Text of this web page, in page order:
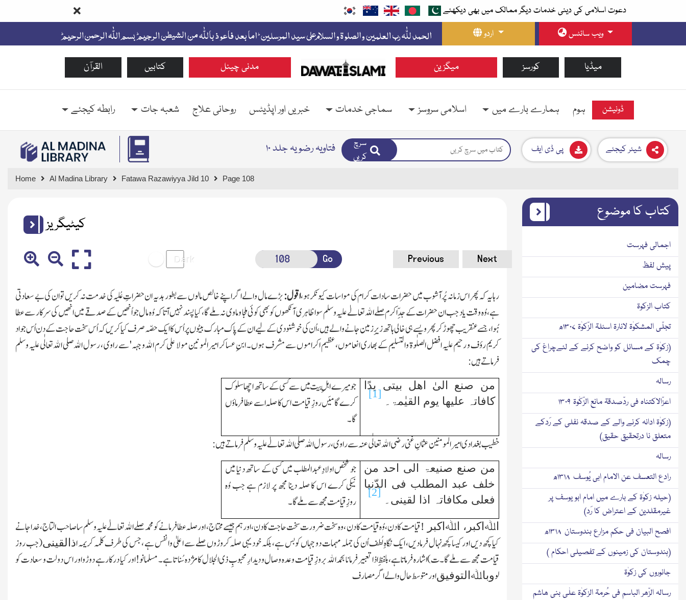
دعوت اسلامی کی دینی خدمات دیگر ممالک میں بھی دیکھئے
اردو
ویب سائٹس
القرآن کتابیں مدنی چینل میگزین کورسز میڈیا
ہوم ہمارے بارے میں اسلامی سروسز سماجی خدمات خبریں اور اپڈیٹس روحانی علاج شعبہ جات رابطہ کیجئے ڈونیشن
فتاویہ رضویہ جلد ۱۰
سرچ
کریں
پی ڈی ایف شیئر کیجئے
Home Al Madina Library Fatawa Razawiyya Jild 10 Page 108
کیٹیگریز
Go Previous Next
رہایہ کہ پھر اس زمانہ پُر آشوب میں حضرات سادات کرام کی مواسات کیونکرہو،اقول:بڑے مال والے اگر اپنے خالص مالوں سے بطور ہدیہ ان حضراتِ عُلیہ کی خدمت نہ کریں تو ان کی بے سعادتی
ہے، وُہ وقت یاد جب ان حضرات کے جدِّاکرم صلے اﷲتعالےٰ علیہ وسلم سو اظاہری آنکھوں کو بھی کوئی ملجا و ماوی نہ ملے گا، کیا پسند نہیں آتا کہ وُہ مال جو اُنھیں کے صدقے میں انھیں کی سرکار سے عطا
ہُوا، جسے عنقریب چھوڑکر پھر ویسے ہی خالی ہاتھ زیرِ زمین جانے والے ہیں، اُن کی خوشنودی کے لیے ان کے پاك مبارك بیٹوں پر اُس کا ایك حصّہ صرف کیا کریں کہ اُس سخت حاجت کے دن اُس جو اد
کریم رؤف و رحیم علیہ افضل الصلٰوۃ وا لتسلیم کے بھاری انعاموں، عظیم اکرامو ں سے مشرف ہوں۔ ابنِ عساکر امیرالمونین مولا علی کرم اﷲوجہہ' سے راوی ، رسول اﷲصلی اﷲتعالٰی علیہ وسلم
فرماتے ہیں :
من صنع الیٰ اھل بیتی یدًا
کافاتہ علیھا یوم القیٰمۃ۔
[1]
جو میرے اہلِ بیت میں سے کسی کے ساتھ اچھا سلوك
کرے گا میَں روزِ قیامت اس کا صلہ اسے عطا فرماؤں
گا۔
خطیب بغدادی امیر المومنین عثمانِ غنی رضی ا ﷲتعالٰی عنہ سے راوی، رسول اﷲصلی اﷲتعالےٰ علیہ وسلم فرماتے ہیں :
من صنع صنیعۃ الی احد من
خلف عبد المطلب فی الدّنیا
فعلی مکافاتہ اذا لقینی۔
[2]
جو شخص اولادِعبدالمطلب میں کسی کے ساتھ دنیا میں
نیکی کرے اس کا صلہ دینا مجھ پر لازم ہے جب وُہ
روزِقیامت مجھ سے ملے گا۔
اﷲاکبر، اﷲاکبر !قیامت کا دن، وُہ قیامت کا دن ، وہ سخت ضرورت سخت حاجت کا دن، اور ہم جیسے محتاج، اور صلہ عطا فرمانے کو محمد صلے اﷲتعالےٰ علیہ وسلم سا صاحب التاج، خدا جانے
کیا کچھ دیں اور کیسا کُچھ نہال فرمادیں، ایك نگاہِ لُطف اُن کی جملہ مہمات دو جہاں کو بس ہے، بلکہ خود یہی صلہ کروڑوں صلے سے اعلیٰ وانفس ہے ،جس کی طرف کلمہ کریمہ اذالقینی(جب روز
قیامت مجھ سے ملے گا۔ت)اشارہ فرماتاہے، بلفظِ اذا تعبیر فرمانا بحمد اﷲ بروزِ قیامت وعدہ وصال و دیدارِ محبوبِ ذی الجلال کا مژدہ سُناتا ہے ۔ مسلمانو!اور کیا درکار ہے دوڑواور اس دولت و سعادت کو
لووباﷲالتوفیقاور متوسط حال والے اگر مصارف
کتاب کا موضوع
اجمالی فہرست
پیش لفظ
فہرست مضامین
کتاب الزکوۃ
تجلّی المشکوٰۃ لانارۃ اسئلۃ الزّکوٰۃ ۱۳۰۷ھ
(زکوٰۃ کے مسائل کو واضح کرنے کے لئےچراغ کی
چمک
رسالہ
اعزّالاکتناہ فی ردّصدقۃ مانع الزّکٰوۃ ۱۳۰۹
(زکوٰۃ ادانہ کرنے والے کے صدقہ نفلی کے رَدکے
متعلق نا درتحقیقِ حقیق)
رسالہ
رادع التعسف عن الامام ابی یُوسف ۱۳۱۸ھ
(حیلہ زکوٰۃ کے بارے میں امام ابو یوسف پر
غیرمقلدین کے اعتراض کا رَد)
افصح البیان فی حکم مزارع ہندوستان ۱۳۱۸ھ
(ہندوستان کی زمینوں کے تفصیلی احکام )
جانوروں کی زکوٰۃ
رسالہ الزّھر الباسم فی حُرمۃ الزکوٰۃ علٰی بنی ھاشم